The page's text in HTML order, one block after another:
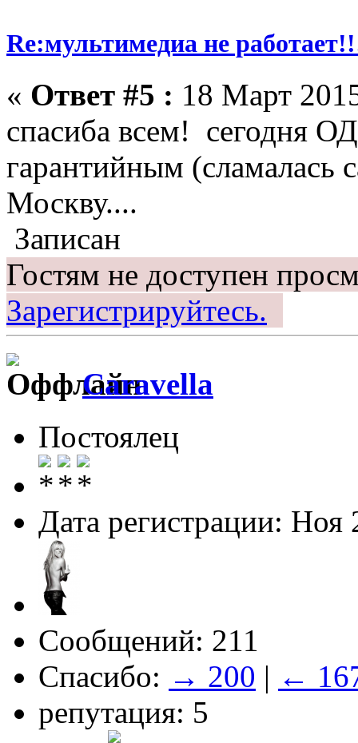
Re:мультимедиа не
« Ответ #5 : 18 Март
спасиба всем! сегодня
гарантийным (сламалась
Москву....
Записан
Гостям не доступен
Зарегистрируйтесь.
Caravella
Постоялец
Дата регистрации: Ноя
Сообщений: 211
Спасибо: → 200 | ←
репутация: 5